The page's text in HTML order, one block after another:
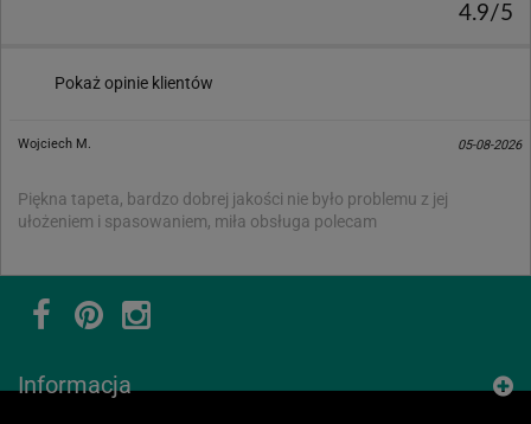
4.9/5
Pokaż opinie klientów
Wojciech M. 05-08-2026
Piękna tapeta, bardzo dobrej jakości nie było problemu z jej
ułożeniem i spasowaniem, miła obsługa polecam
Informacja